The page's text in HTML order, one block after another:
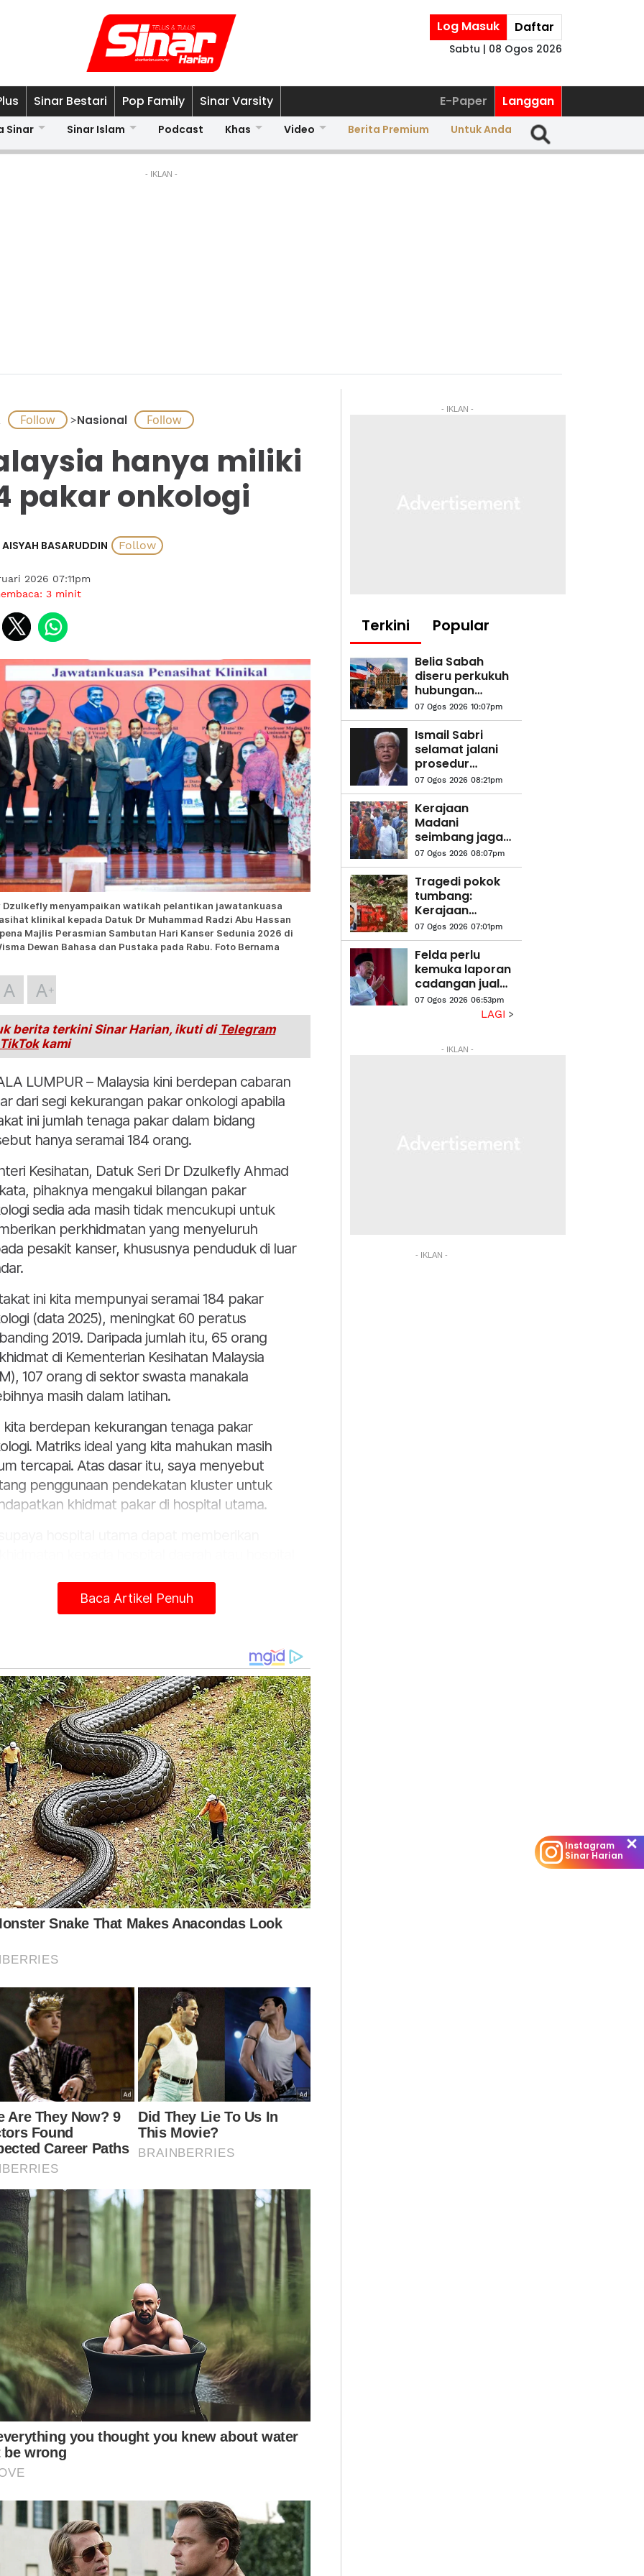
Log Masuk Daftar
Sabtu | 08 Ogos 2026
Sinar Bestari Pop Family Sinar Varsity E-Paper Langgan
Sinar Sinar Islam Podcast Khas Video Berita Premium Untuk Anda
- IKLAN -
>Nasional
hanya miliki
pakar onkologi
AISYAH BASARUDDIN
2026 07:11pm
3minit
Dzulkefly menyampaikan watikah pelantikan jawatankuasa
klinikal kepada Datuk Dr Muhammad Radzi Abu Hassan
Majlis Perasmian Sambutan Hari Kanser Sedunia 2026 di
Dewan Bahasa dan Pustaka pada Rabu. Foto Bernama
A A
berita terkini Sinar Harian, ikuti di Telegram
TikTokkami
LUMPUR – Malaysia kini berdepan cabaran
dari segi kekurangan pakar onkologi apabila
ini jumlah tenaga pakar dalam bidang
hanya seramai 184 orang.
Kesihatan, Datuk Seri Dr Dzulkefly Ahmad
pihaknya mengakui bilangan pakar
sedia ada masih tidak mencukupi untuk
perkhidmatan yang menyeluruh
pesakit kanser, khususnya penduduk di luar
ini kita mempunyai seramai 184 pakar
(data 2025), meningkat 60 peratus
2019. Daripada jumlah itu, 65 orang
di Kementerian Kesihatan Malaysia
107 orang di sektor swasta manakala
masih dalam latihan.
kita berdepan kekurangan tenaga pakar
Matriks ideal yang kita mahukan masih
tercapai. Atas dasar itu, saya menyebut
penggunaan pendekatan kluster untuk
khidmat pakar di hospital utama.
sahaja di hospital, tetapi juga lebih hampir
komuniti,” katanya.
Tun Syed Nasir, Wisma Dewan Bahasa dan
(DBP), di sini pada Rabu.
kata Dr Dzulkefly, program Wiran Kanser
menggunakan pendekatan ‘closer to home’
bagi golongan B40 dan penduduk luar
supaya saringan serta rawatan awal dapat
dengan lebih meluas.
beliau, Wiran Kanser yang dijayakan hasil
dengan SBS Nexus dan Persatuan
Kebangsaan Malaysia (NCSM) merupakan
anjakan paradigma yang melibatkan naungan
Diraja bagi enam jenis kanser utama di
iaitu payudara, kolorektal, paru-paru,
lagi, kerjasama strategik bersama 13 badan
kerajaan (NGO) turut dilaksanakan bagi
aktiviti pencegahan, kawalan
serta penyampaian perkhidmatan
kepada pesakit secara lebih bersepadu.
Berkaitan:
Tidak perlu takut, beri kuasa rakyat pilih Datuk Bandar
Kuala Lumpur
Kebolehlaksanaan adakan pilihan raya Datuk Bandar
Kuala Lumpur dikaji - Hannah
'Pimpinan UMNO tidak bincang perkara MN setakat ini,
itu hanya pandangan Akmal Saleh' - Mohamed Khaled
Perangkaan Malaysia (DOSM) 2025
kanser sebagai punca kematian ketiga
pada 2023 kepada 14.3 peratus pada 2024.
Baca Artikel Penuh
- IKLAN -
Terkini Popular
Belia Sabah
diseru perkukuh
hubungan
dengan
Putrajaya
07 Ogos 2026 10:07pm
Ismail Sabri
selamat jalani
prosedur
pasang alat
perentak
jantung
07 Ogos 2026 08:21pm
Kerajaan
Madani
seimbang jaga
kepentingan
semua kaum,
aliran
pendidikan - PM
07 Ogos 2026 08:07pm
Tragedi pokok
tumbang:
Kerajaan
disaran
wujudkan zon
bebas pokok di
laluan berisiko
07 Ogos 2026 07:01pm
Felda perlu
kemuka laporan
cadangan jual
aset di bawah
nilai belian -
07 Ogos 2026 06:53pm
LAGI
- IKLAN -
- IKLAN -
Instagram
Sinar Harian